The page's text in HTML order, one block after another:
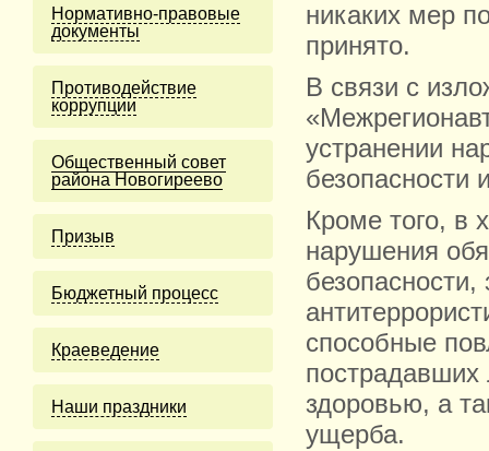
Нормативно-правовые
документы
Противодействие
коррупции
Общественный совет
района Новогиреево
Призыв
Бюджетный процесс
Краеведение
Наши праздники
никаких мер
принято.
В связи с
устранении
безопасности
Кроме того, в
нарушения
способные
пострадавших
здоровью, а
ущерба.